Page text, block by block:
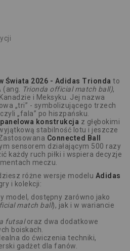
Świata 2026 - Adidas Trionda to
(ang.
Trionda official match ball),
i Meksyku. Jej nazwa
„tri” - symbolizującego trzech
„fala” po hiszpańsku.
konstrukcja z głębokimi
stabilność lotu i jeszcze
Connected Ball
sensorem działającym 500 razy
każdy ruch piłki i wspiera decyzje
meczu.
różne wersje modelu Adidas
i kolekcji:
model, dostępny zarówno jako
match ball), jak i w wariancie
futsaloraz dwa dodatkowe
boiskach.
do ćwiczenia techniki,
gadżet dla fanów.